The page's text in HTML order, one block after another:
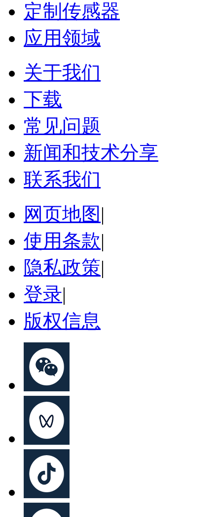
定制传感器
应用领域
关于我们
下载
常见问题
新闻和技术分享
联系我们
网页地图 |
使用条款|
隐私政策|
登录|
版权信息